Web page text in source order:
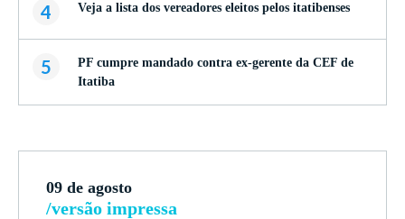
4 Veja a lista dos vereadores eleitos pelos itatibenses
5
PF cumpre mandado contra ex-gerente da CEF de
Itatiba
09 de agosto
/versão impressa